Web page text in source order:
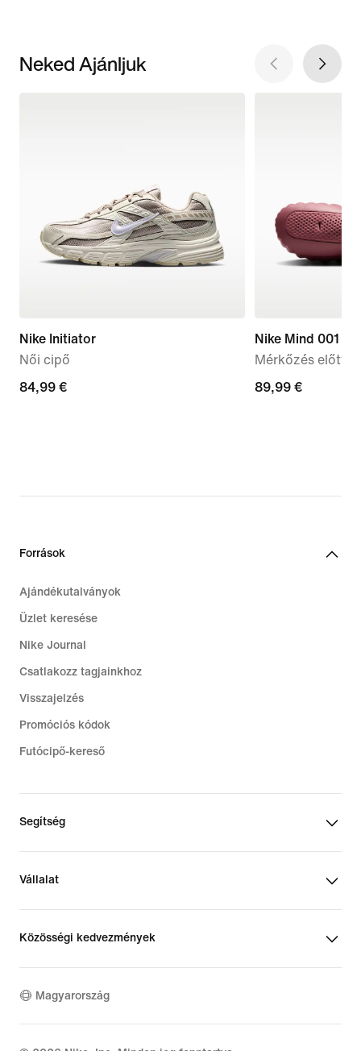
Neked Ajánljuk
Nike Initiator
Női cipő
84,99
84,99 €
Nike Mind 001
Mérkőzés előtti
89,99
89,99 €
Források
Ajándékutalványok
Üzlet keresése
Nike Journal
Csatlakozz tagjainkhoz
Visszajelzés
Promóciós kódok
Futócipő-kereső
Segítség
Vállalat
Közösségi kedvezmények
Magyarország